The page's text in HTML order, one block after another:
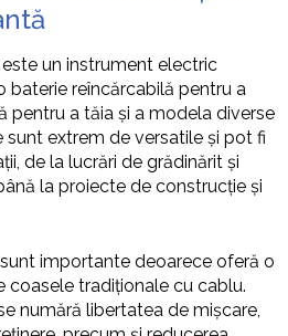
un instrument electric
baterie reîncărcabilă pentru a
pentru a tăia și a modela diverse
extrem de versatile și pot fi
de la lucrări de grădinărit și
la proiecte de construcție și
importante deoarece oferă o
coasele tradiționale cu cablu.
numără libertatea de mișcare,